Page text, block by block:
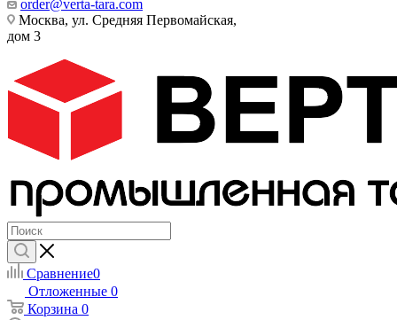
order@verta-tara.com
Москва, ул. Средняя Первомайская,
дом 3
Сравнение0
Отложенные 0
Корзина 0